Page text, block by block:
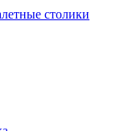
столики